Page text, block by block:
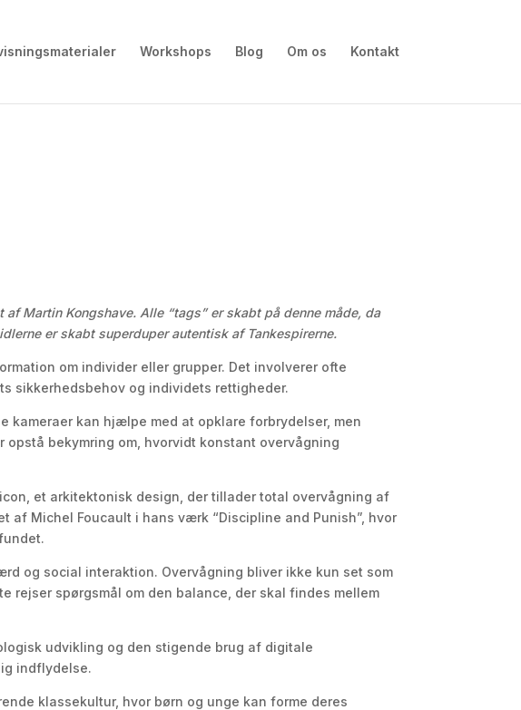
Workshops Blog Om os Kontakt
Martin Kongshave. Alle “tags” er skabt på denne måde, da
er skabt superduper autentisk af Tankespirerne.
om individer eller grupper. Det involverer ofte
sikkerhedsbehov og individets rettigheder.
kameraer kan hjælpe med at opklare forbrydelser, men
bekymring om, hvorvidt konstant overvågning
et arkitektonisk design, der tillader total overvågning af
Michel Foucault i hans værk “Discipline and Punish”, hvor
og social interaktion. Overvågning bliver ikke kun set som
rejser spørgsmål om den balance, der skal findes mellem
udvikling og den stigende brug af digitale
indflydelse.
klassekultur, hvor børn og unge kan forme deres